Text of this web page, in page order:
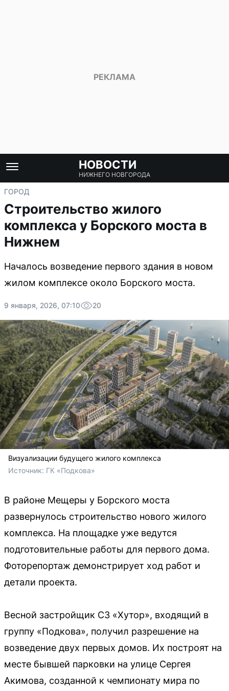
НОВОСТИ
НИЖНЕГО НОВГОРОДА
ГОРОД
Строительство жилого
комплекса у Борского моста в
Нижнем
Началось возведение первого здания в новом
жилом комплексе около Борского моста.
9 января, 2026, 07:10 20
Визуализации будущего жилого комплекса
Источник: ГК «Подкова»
В районе Мещеры у Борского моста
развернулось строительство нового жилого
комплекса. На площадке уже ведутся
подготовительные работы для первого дома.
Фоторепортаж демонстрирует ход работ и
детали проекта.
Весной застройщик СЗ «Хутор», входящий в
группу «Подкова», получил разрешение на
возведение двух первых домов. Их построят на
месте бывшей парковки на улице Сергея
Акимова, созданной к чемпионату мира по